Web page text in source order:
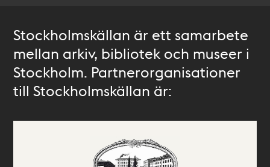
Stockholmskällan är ett samarbete
mellan arkiv, bibliotek och museer i
Stockholm. Partnerorganisationer
till Stockholmskällan är: